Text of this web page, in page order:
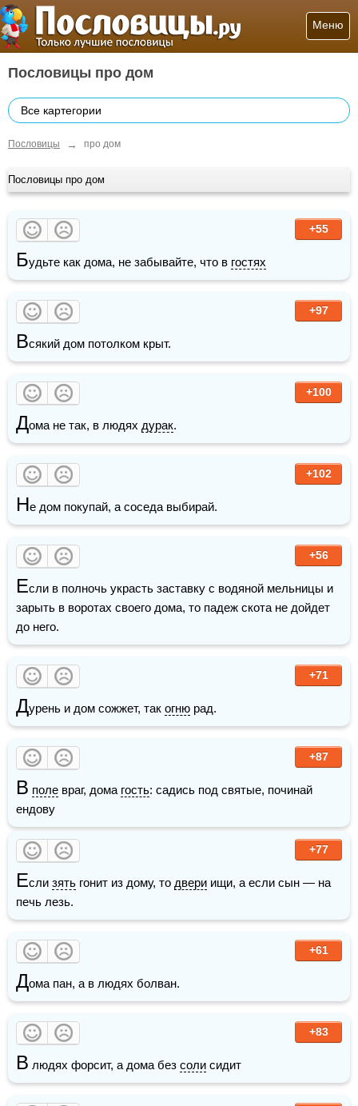
Меню
Пословицы про дом
Все картегории
Пословицы → про дом
Пословицы про дом
+55
Будьте как дома, не забывайте, что в гостях
+97
Всякий дом потолком крыт.
+100
Дома не так, в людях дурак.
+102
Не дом покупай, а соседа выбирай.
+56
Если в полночь украсть заставку с водяной мельницы и
зарыть в воротах своего дома, то падеж скота не дойдет
до него.
+71
Дурень и дом сожжет, так огню рад.
+87
В поле враг, дома гость: садись под святые, починай
ендову
+77
Если зять гонит из дому, то двери ищи, а если сын — на
печь лезь.
+61
Дома пан, а в людях болван.
+83
В людях форсит, а дома без соли сидит